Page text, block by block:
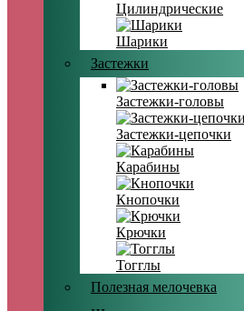
Цилиндрические
Шарики
Застежки
Застежки-головы
Застежки-цепочки
Карабины
Кнопочки
Крючки
Тогглы
Полезная мелочевка